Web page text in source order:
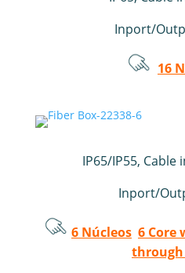
Inport/
16
IP65/IP55, Cable
Inport/
6 Núcleos 6 Core